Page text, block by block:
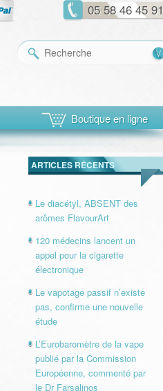
05 58 46 45 91
Boutique en ligne
ARTICLES RÉCENTS
Le diacétyl, ABSENT des
arômes FlavourArt
120 médecins lancent un
appel pour la cigarette
électronique
Le vapotage passif n’existe
pas, confirme une nouvelle
étude
L’Eurobaromètre de la vape
publié par la Commission
Européenne, commenté par
le Dr Farsalinos